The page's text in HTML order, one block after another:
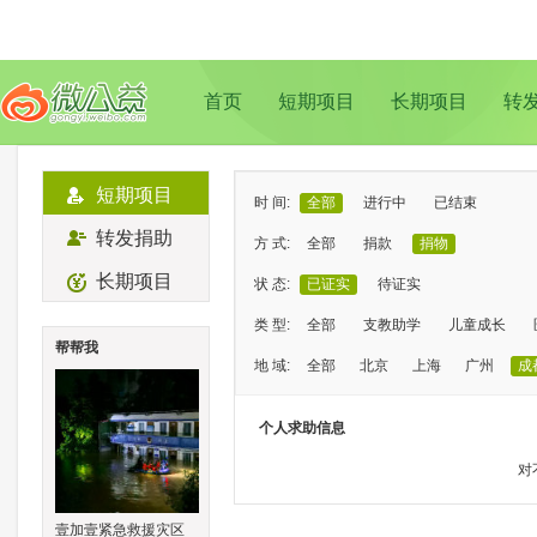
首页 短期项目 长期项目 转
短期项目
转发捐助
长期项目
帮帮我
壹加壹紧急救援灾区
时 间: 全部 进行中 已结束
方 式: 全部 捐款 捐物
状 态: 已证实 待证实
类 型: 全部 支教助学 儿童成长
地 域: 全部 北京 上海 广州 成
个人求助信息
对